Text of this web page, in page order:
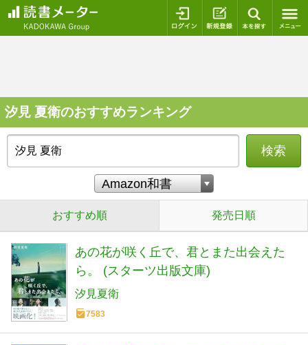
ログイン 新規登録
汐見 夏衛のおすすめランキング
検索
おすすめ順 発売日順
あの花が咲く丘で、君とまた出会えた
ら。 (スターツ出版文庫)
汐見夏衛
7583